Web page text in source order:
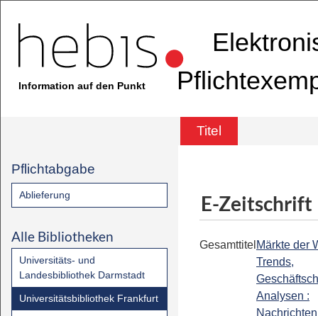
Information auf den Punkt
Titel
Pflichtabgabe
Ablieferung
Alle Bibliotheken
Universitäts- und
Landesbibliothek Darmstadt
Universitätsbibliothek Frankfurt
E-Zeitschrift
Gesamttitel Märkte der
Trends,
Analysen :